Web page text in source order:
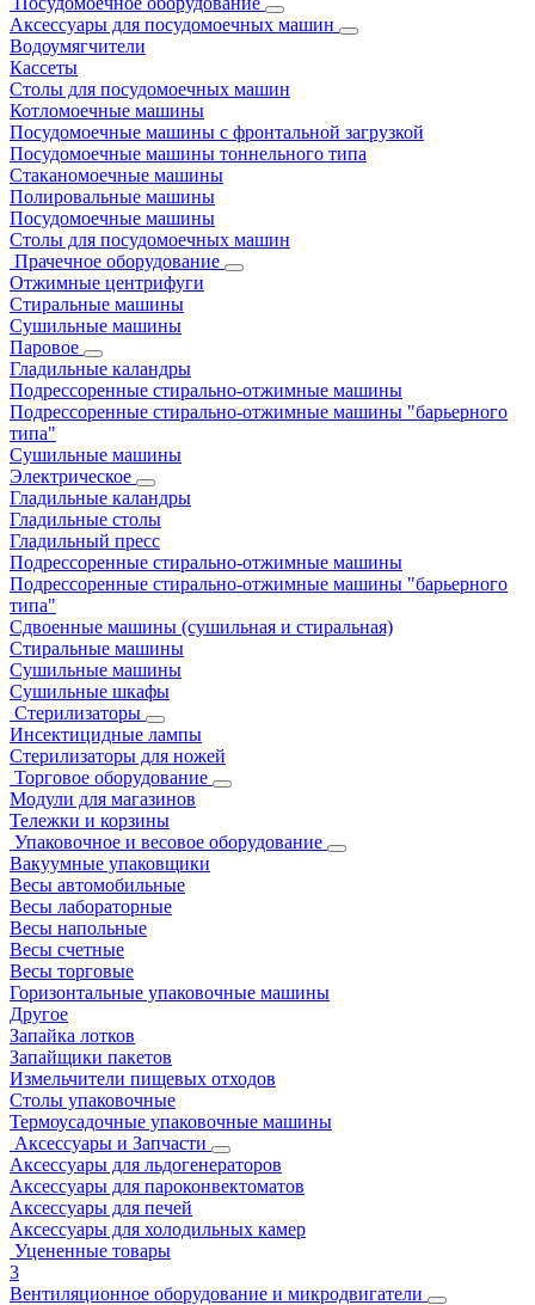
Аксессуары для посудомоечных машин
Водоумягчители
Кассеты
Столы для посудомоечных машин
Котломоечные машины
Посудомоечные машины с фронтальной загрузкой
Посудомоечные машины тоннельного типа
Стаканомоечные машины
Полировальные машины
Посудомоечные машины
Столы для посудомоечных машин
Прачечное оборудование
Отжимные центрифуги
Стиральные машины
Сушильные машины
Паровое
Гладильные каландры
Подрессоренные стирально-отжимные машины
Подрессоренные стирально-отжимные машины "барьерного
типа"
Сушильные машины
Электрическое
Гладильные каландры
Гладильные столы
Гладильный пресс
Подрессоренные стирально-отжимные машины
Подрессоренные стирально-отжимные машины "барьерного
типа"
Сдвоенные машины (сушильная и стиральная)
Стиральные машины
Сушильные машины
Сушильные шкафы
Стерилизаторы
Инсектицидные лампы
Стерилизаторы для ножей
Торговое оборудование
Модули для магазинов
Тележки и корзины
Упаковочное и весовое оборудование
Вакуумные упаковщики
Весы автомобильные
Весы лабораторные
Весы напольные
Весы счетные
Весы торговые
Горизонтальные упаковочные машины
Другое
Запайка лотков
Запайщики пакетов
Измельчители пищевых отходов
Столы упаковочные
Термоусадочные упаковочные машины
Аксессуары и Запчасти
Аксессуары для льдогенераторов
Аксессуары для пароконвектоматов
Аксессуары для печей
Аксессуары для холодильных камер
Уцененные товары
3
Вентиляционное оборудование и микродвигатели